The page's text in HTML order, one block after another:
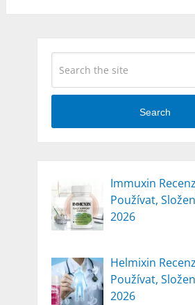
Search
Immuxin
Používat,
2026
Helmixin
Používat,
2026